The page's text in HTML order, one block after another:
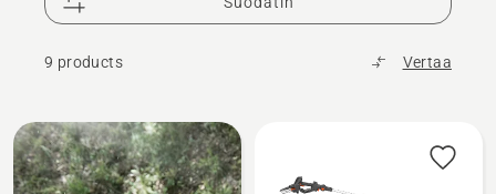
oksasahoja niin kotitalouksien kuin
ammattilaistenkin tarpeisiin.
9 products Vertaa
Kaikki
tuotteet